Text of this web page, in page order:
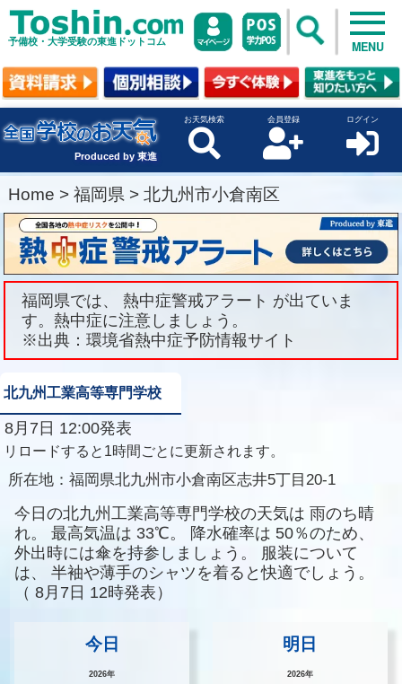
予備校・大学受験の東進ドットコム MENU
Produced by 東進
お天気検索 会員登録 ログイン
Home > 福岡県 > 北九州市小倉南区
福岡県では、 熱中症警戒アラート が出ていま
す。熱中症に注意しましょう。
※出典：環境省熱中症予防情報サイト
北九州工業高等専門学校
8月7日 12:00発表
リロードすると1時間ごとに更新されます。
所在地： 福岡県北九州市小倉南区志井5丁目20-1
今日の北九州工業高等専門学校の天気は 雨のち晴
れ。
最高気温は 33℃。 降水確率は 50％のため、
外出時には傘を持参しましょう。
服装について
は、
半袖や薄手のシャツを着ると快適でしょう。
（ 8月7日 12時発表）
今日
2026年
明日
2026年